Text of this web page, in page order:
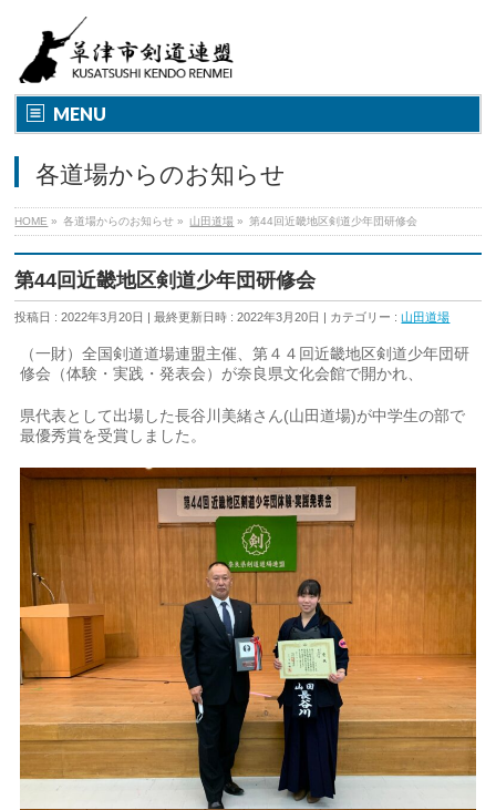
MENU
各道場からのお知らせ
HOME » 各道場からのお知らせ » 山田道場 » 第44回近畿地区剣道少年団研修会
第44回近畿地区剣道少年団研修会
投稿日 : 2022年3月20日 最終更新日時 : 2022年3月20日 カテゴリー :山田道場
（一財）全国剣道道場連盟主催、第４４回近畿地区剣道少年団研
修会（体験・実践・発表会）が奈良県文化会館で開かれ、
県代表として出場した長谷川美緒さん(山田道場)が中学生の部で
最優秀賞を受賞しました。